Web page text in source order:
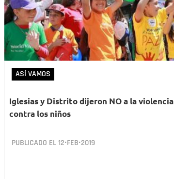
ASÍ VAMOS
Iglesias y Distrito dijeron NO a la violencia
contra los niños
PUBLICADO EL12•FEB•2019